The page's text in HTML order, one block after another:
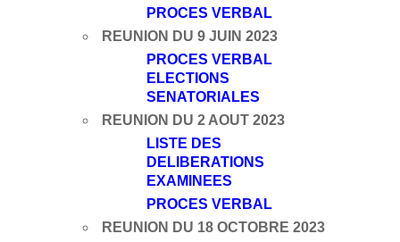
PROCES VERBAL
​REUNION DU 9 JUIN 2023
PROCES VERBAL
ELECTIONS
SENATORIALES
REUNION DU 2 AOUT 2023
LISTE DES
DELIBERATIONS
EXAMINEES
PROCES VERBAL
REUNION DU 18 OCTOBRE 2023